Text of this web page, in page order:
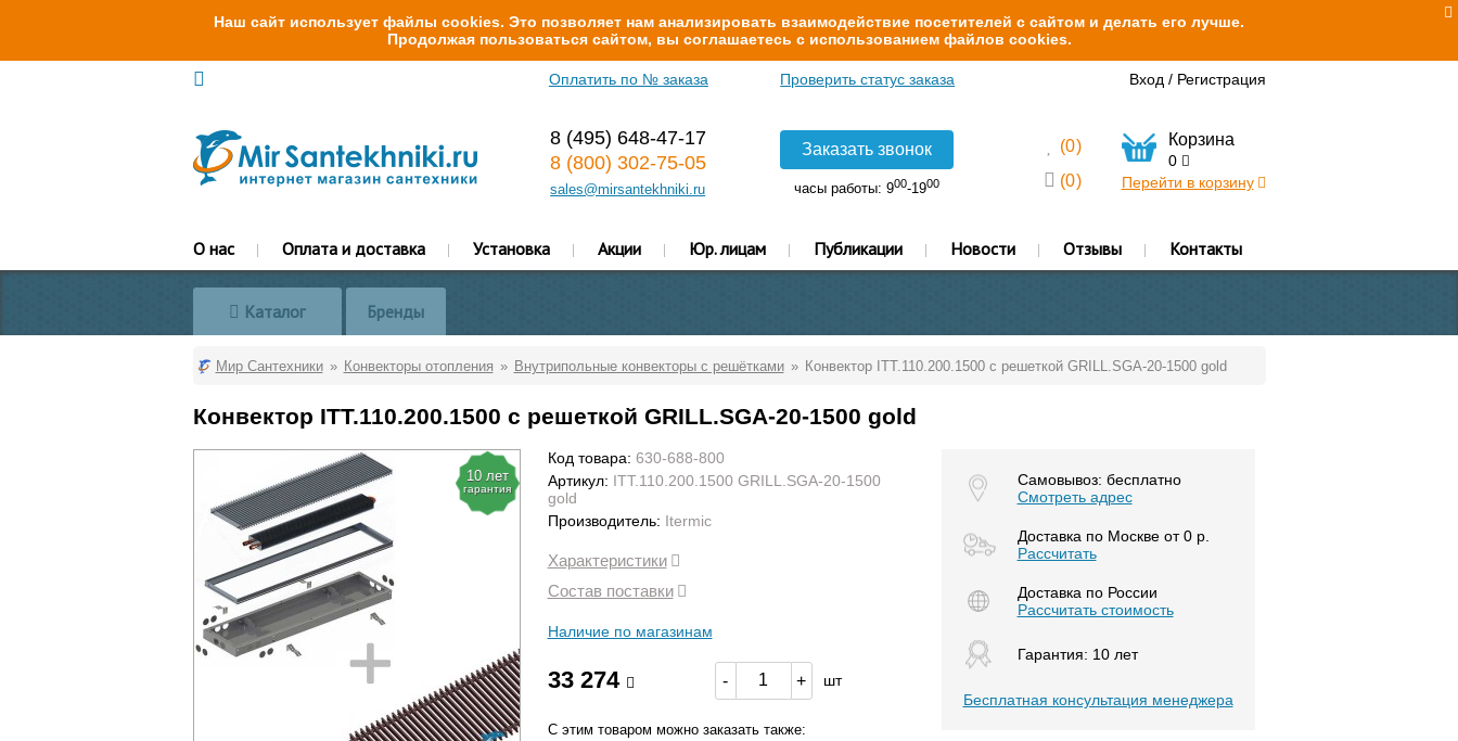
Наш сайт использует файлы cookies. Это позволяет нам анализировать взаимодействие посетителей с сайтом и делать его лучше.
Продолжая пользоваться сайтом, вы соглашаетесь с использованием файлов cookies.
Оплатить по № заказа Проверить статус заказа Вход / Регистрация
8 (495) 648-47-17
8 (800) 302-75-05
sales@mirsantekhniki.ru
Заказать звонок
часы работы: 900-1900
(0)
(0)
Корзина
0
Перейти в корзину
О нас Оплата и доставка Установка Акции Юр. лицам Публикации Новости Отзывы Контакты
Каталог Бренды
Мир Сантехники Конвекторы отопления Внутрипольные конвекторы с решётками Конвектор ITT.110.200.1500 с решеткой GRILL.SGA-20-1500 gold
Конвектор ITT.110.200.1500 с решеткой GRILL.SGA-20-1500 gold
10 лет
гарантия
Код товара: 630-688-800
Артикул: ITT.110.200.1500 GRILL.SGA-20-1500
gold
Производитель: Itermic
Характеристики
Состав поставки
Наличие по магазинам
33 274 - + шт
С этим товаром можно заказать также:
Самовывоз: бесплатно
Смотреть адрес
Доставка по Москве от 0 р.
Расcчитать
Доставка по России
Рассчитать стоимость
Гарантия: 10 лет
Бесплатная консультация менеджера